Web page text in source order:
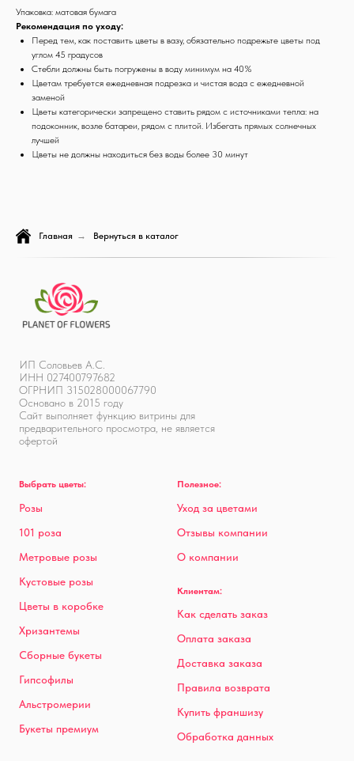
Упаковка: матовая бумага
Рекомендация по уходу:
Перед тем, как поставить цветы в вазу, обязательно подрежьте цветы под
углом 45 градусов
Стебли должны быть погружены в воду минимум на 40%
Цветам требуется ежедневная подрезка и чистая вода с ежедневной
заменой
Цветы категорически запрещено ставить рядом с источниками тепла: на
подоконник, возле батареи, рядом с плитой. Избегать прямых солнечных
лучшей
Цветы не должны находиться без воды более 30 минут
Главная → Вернуться в каталог
ИП Соловьев А.С.
ИНН 027400797682
ОГРНИП 315028000067790
Основано в 2015 году
Сайт выполняет функцию витрины для
предварительного просмотра, не является
офертой
Выбрать цветы:
Розы
101 роза
Метровые розы
Кустовые розы
Цветы в коробке
Хризантемы
Сборные букеты
Гипсофилы
Альстромерии
Букеты премиум
Полезное:
Уход за цветами
Отзывы компании
О компании
Клиентам:
Как сделать заказ
Оплата заказа
Доставка заказа
Правила возврата
Купить франшизу
Обработка данных